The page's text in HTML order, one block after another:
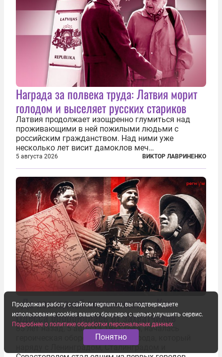
Награда за полвека труда: Латвия морит
голодом и выселяет русских стариков
Латвия продолжает изощренно глумиться над
проживающими в ней пожилыми людьми с
российским гражданством. Над ними уже
несколько лет висит дамоклов меч
насильственного выдворения. Некоторых уже
депортировали, а многие уехали сами, не
дожидаясь изгнания из родных домов. Пожилых
людей, проваливших...
5 августа 2026 ВИКТОР ЛАВРИНЕНКО
«До последней возможности». Как
Одесса оборонялась от захватчиков
85 лет назад, 5 августа 1941 года, началась
героическая оборона Одессы, города, который
наряду с Ленинградом, Сталинградом и
Продолжая работу с сайтом regnum.ru, вы подтверждаете
использование cookies вашего браузера с целью улучшить сервис.
Подробнее о политике обработки персональных данных
Понятно